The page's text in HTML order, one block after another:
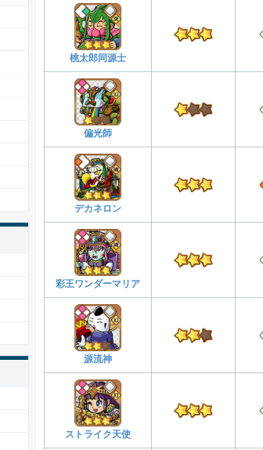
桃太郎同源士
偏光師
デカネロン
彩王ワンダーマリア
源流神
ストライク天使